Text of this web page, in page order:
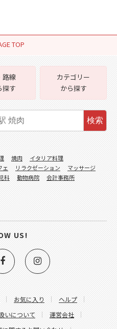
TOP
お気に入り
ヘルプ
いについて
運営会社
路線
探す
カテゴリー
から探す
検索
焼肉
イタリア料理
ェ リラクゼーション
マッサージ
科 動物病院
会計事務所
US!